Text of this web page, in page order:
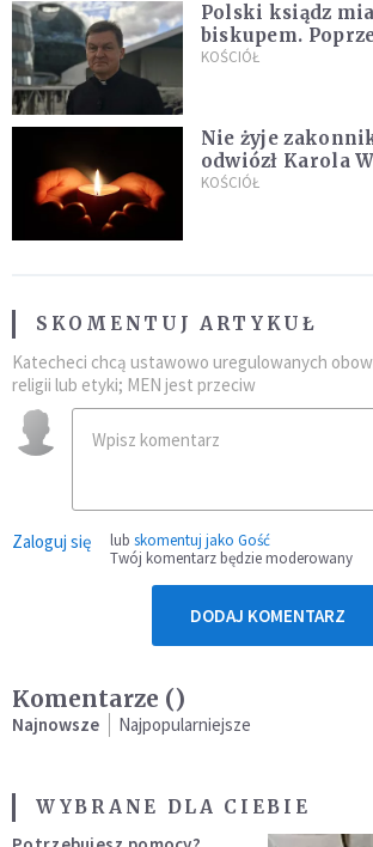
Polski ksiądz
biskupem.
ordynariusz
KOŚCIÓŁ
Nie żyje
odwiózł Karola
konklawe. Jan
KOŚCIÓŁ
SKOMENTUJ ARTYKUŁ
Katecheci chcą ustawowo uregulowanych
religii lub etyki; MEN jest przeciw
Zaloguj się lub skomentuj jako Gość
Twój komentarz będzie moderowany
DODAJ KOMENTARZ
Komentarze ()
Najnowsze Najpopularniejsze
WYBRANE DLA CIEBIE